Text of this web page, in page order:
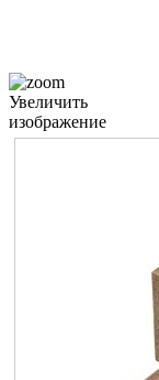
Увеличить
изображение